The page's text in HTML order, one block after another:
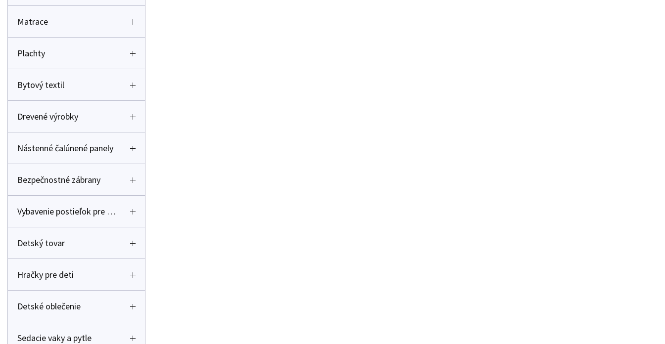
Matrace
Plachty
Bytový textil
Drevené výrobky
Nástenné čalúnené panely
Bezpečnostné zábrany
Vybavenie postieľok pre deti
Detský tovar
Hračky pre deti
Detské oblečenie
Sedacie vaky a pytle